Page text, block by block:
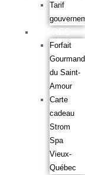
Tarif
OFFRES
Forfait
Gourmand
du Saint-
Amour
Carte
cadeau
Strom
Spa
Vieux-
Québec